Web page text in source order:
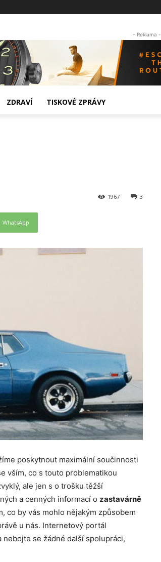
- Reklama -
ZDRAVÍ TISKOVÉ ZPRÁVY
3
1967
WhatsApp
poskytnout maximální součinnosti
vším, co s touto problematikou
ale jen s o trošku těžší
a cenných informací o zastavárně
co by vás mohlo nějakým způsobem
u nás. Internetový portál
se žádné další spolupráci,